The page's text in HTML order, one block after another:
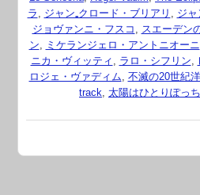
ラ , ジャン₌クロード・ブリアリ , ジャ
ジョヴァンニ・フスコ , スエーデン
ン, ミケランジェロ・アントニオーニ
ニカ・ヴィッティ , ラロ・シフリン,
ロジェ・ヴァディム, 不滅の20世紀
track, 太陽はひとりぽっち